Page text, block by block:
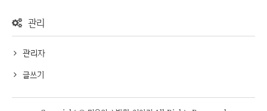
관리
관리자
글쓰기